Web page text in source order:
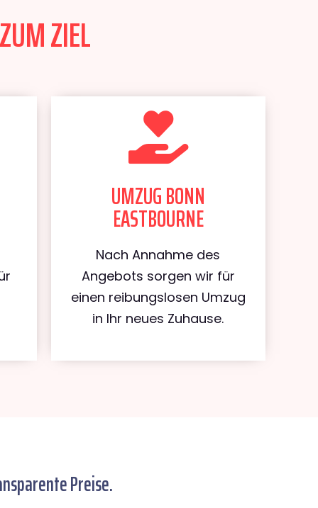
ZIEL
UMZUG BONN
EASTBOURNE
Nach Annahme des
Angebots sorgen wir für
einen reibungslosen Umzug
in Ihr neues Zuhause.
Preise.